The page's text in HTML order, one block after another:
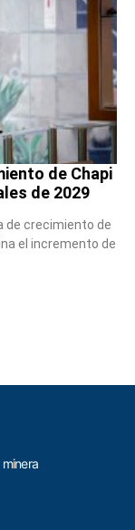
de Chapi
de 2029
de crecimiento de
el incremento de